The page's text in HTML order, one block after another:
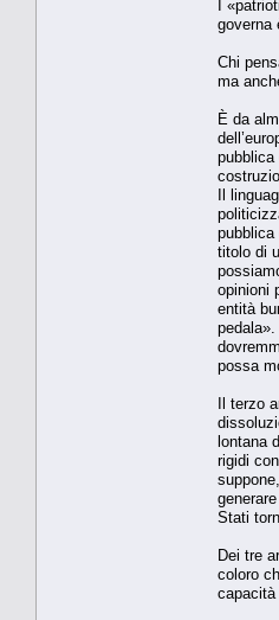
I
governa
Chi
ma
È da
pubblica
Il
pubblica
titolo di
opinioni
entità
possa
Il terzo
lontana
rigidi
Stati
Dei tre
coloro
capacità